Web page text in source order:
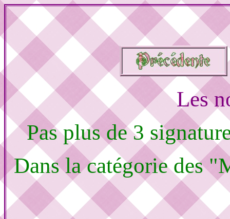
Les
Pas plus de 3
Dans la catégorie des